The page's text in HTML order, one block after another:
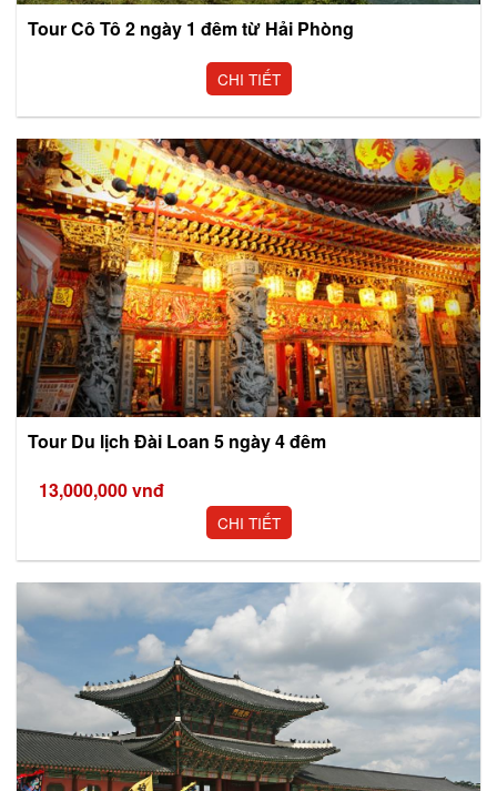
Tour Cô Tô 2 ngày 1 đêm từ Hải Phòng
CHI TIẾT
Tour Du lịch Đài Loan 5 ngày 4 đêm
13,000,000vnđ
CHI TIẾT